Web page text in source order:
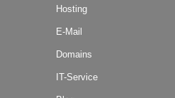
Hosting
E-Mail
Domains
IT-Service